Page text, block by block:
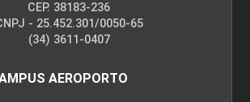
DE SOFTWARE COM
CEP. 38183-236
- 25.452.301/0050-65
(34) 3611-0407
AEROPORTO